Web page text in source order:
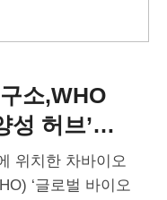
소,WHO
성 허브’
위치한 차바이오
‘글로벌 바이오